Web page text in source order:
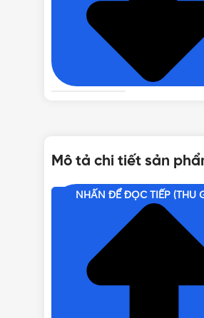
KÍCH THƯỚC
GÓC CHIẾU
LOẠI CHIP LED
Mô tả chi tiết sản
Nội dung chính
Đèn LED âm trần chống ẩm
NHẤN ĐỂ ĐỌC TIẾP (THU